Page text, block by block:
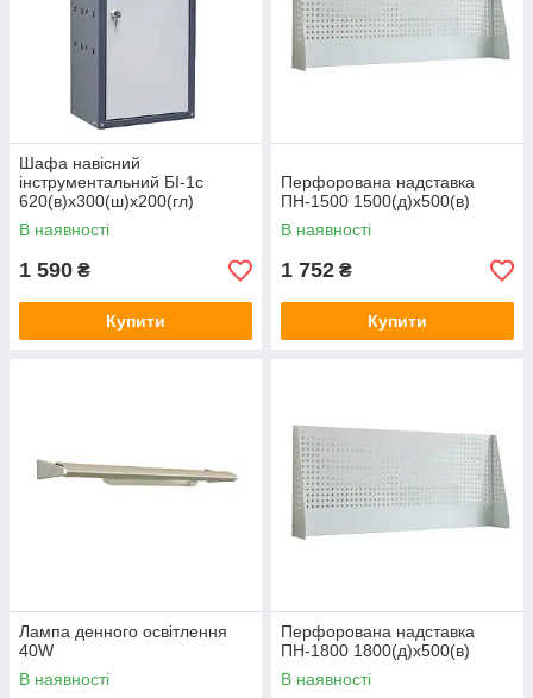
Шафа навісний
інструментальний БІ-1с
620(в)х300(ш)х200(гл)
В наявності
1 590 ₴
Купити
Перфорована надставка
ПН-1500 1500(д)х500(в)
В наявності
1 752 ₴
Купити
Лампа денного освітлення
40W
В наявності
Перфорована надставка
ПН-1800 1800(д)х500(в)
В наявності